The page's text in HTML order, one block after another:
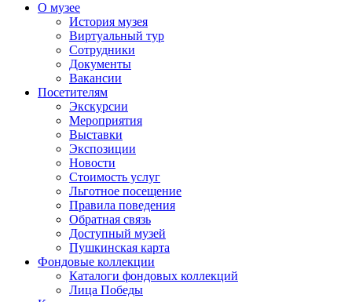
О музее
История музея
Виртуальный тур
Сотрудники
Документы
Вакансии
Посетителям
Экскурсии
Мероприятия
Выставки
Экспозиции
Новости
Стоимость услуг
Льготное посещение
Правила поведения
Обратная связь
Доступный музей
Пушкинская карта
Фондовые коллекции
Каталоги фондовых коллекций
Лица Победы